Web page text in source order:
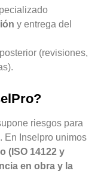
y entrega del
posterior (revisiones,
riesgos para
En Inselpro unimos
(ISO 14122 y
en obra y la